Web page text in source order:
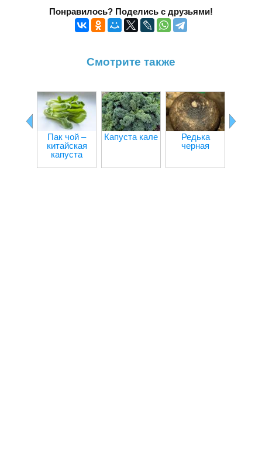
Понравилось? Поделись с друзьями!
Смотрите также
Пак чой –
китайская
капуста
Капуста кале
Редька
черная